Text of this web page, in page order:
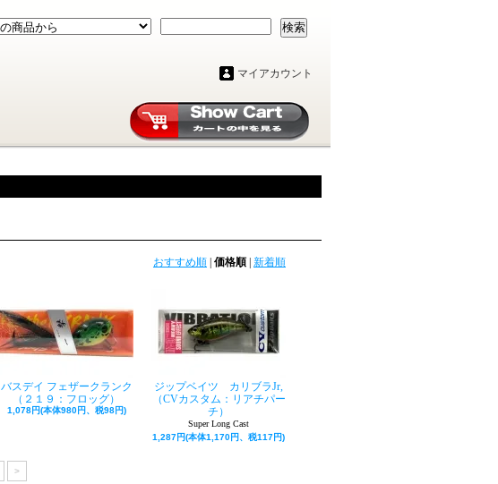
検索
マイアカウント
おすすめ順 価格順 新着順
バスデイ フェザークランク
（２１９：フロッグ）
1,078円(本体980円、税98円)
ジップベイツ カリブラJr,
（CVカスタム：リアチパー
チ）
Super Long Cast
1,287円(本体1,170円、税117円)
>